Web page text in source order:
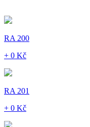
RA 200
+ 0 Kč
RA 201
+ 0 Kč